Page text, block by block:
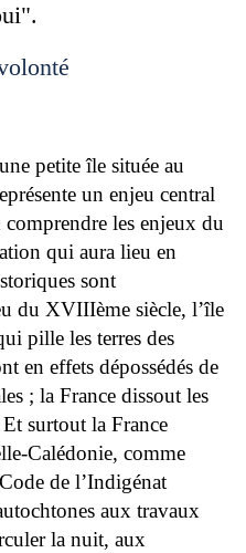
petite île située au
un enjeu central
les enjeux du
qui aura lieu en
sont
du XVIIIème siècle, l’île
pille les terres des
en effets dépossédés de
; la France dissout les
surtout la France
Calédonie, comme
de l’Indigénat
aux travaux
la nuit, aux